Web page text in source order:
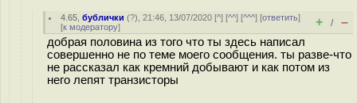
4.65 ,бублички (?), 21:46, 13/07/2020 [^] [^^] [^^^] [ответить]
[к модератору] + / –
добрая половина из того что ты здесь написал
совершенно не по теме моего сообщения. ты разве-что
не рассказал как кремний добывают и как потом из
него лепят транзисторы